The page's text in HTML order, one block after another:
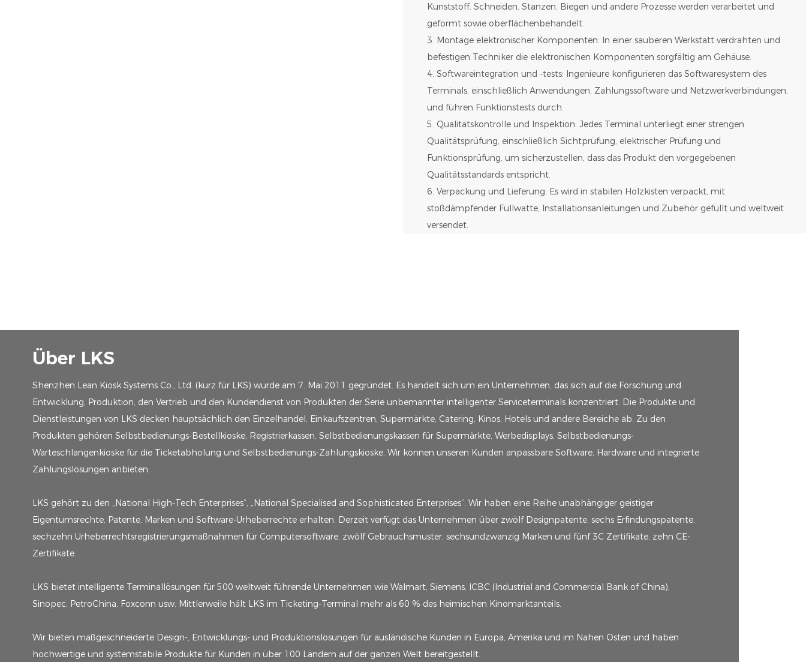
Kunststoff. Schneiden, Stanzen, Biegen und andere Prozesse werden verarbeitet und
geformt sowie oberflächenbehandelt.
3. Montage elektronischer Komponenten: In einer sauberen Werkstatt verdrahten und
befestigen Techniker die elektronischen Komponenten sorgfältig am Gehäuse.
4. Softwareintegration und -tests: Ingenieure konfigurieren das Softwaresystem des
Terminals, einschließlich Anwendungen, Zahlungssoftware und Netzwerkverbindungen,
und führen Funktionstests durch.
5. Qualitätskontrolle und Inspektion: Jedes Terminal unterliegt einer strengen
Qualitätsprüfung, einschließlich Sichtprüfung, elektrischer Prüfung und
Funktionsprüfung, um sicherzustellen, dass das Produkt den vorgegebenen
Qualitätsstandards entspricht.
6. Verpackung und Lieferung: Es wird in stabilen Holzkisten verpackt, mit
stoßdämpfender Füllwatte, Installationsanleitungen und Zubehör gefüllt und weltweit
versendet.
Über LKS
Shenzhen Lean Kiosk Systems Co., Ltd. (kurz für LKS) wurde am 7. Mai 2011 gegründet. Es handelt sich um ein Unternehmen, das sich auf die Forschung und
Entwicklung, Produktion, den Vertrieb und den Kundendienst von Produkten der Serie unbemannter intelligenter Serviceterminals konzentriert. Die Produkte und
Dienstleistungen von LKS decken hauptsächlich den Einzelhandel, Einkaufszentren, Supermärkte, Catering, Kinos, Hotels und andere Bereiche ab. Zu den
Produkten gehören Selbstbedienungs-Bestellkioske, Registrierkassen, Selbstbedienungskassen für Supermärkte, Werbedisplays, Selbstbedienungs-
Warteschlangenkioske für die Ticketabholung und Selbstbedienungs-Zahlungskioske. Wir können unseren Kunden anpassbare Software, Hardware und integrierte
Zahlungslösungen anbieten.
LKS gehört zu den „National High-Tech Enterprises“, „National Specialised and Sophisticated Enterprises“. Wir haben eine Reihe unabhängiger geistiger
Eigentumsrechte, Patente, Marken und Software-Urheberrechte erhalten. Derzeit verfügt das Unternehmen über zwölf Designpatente, sechs Erfindungspatente,
sechzehn Urheberrechtsregistrierungsmaßnahmen für Computersoftware, zwölf Gebrauchsmuster, sechsundzwanzig Marken und fünf 3C Zertifikate, zehn CE-
Zertifikate.
LKS bietet intelligente Terminallösungen für 500 weltweit führende Unternehmen wie Walmart, Siemens, ICBC (Industrial and Commercial Bank of China),
Sinopec, PetroChina, Foxconn usw. Mittlerweile hält LKS im Ticketing-Terminal mehr als 60 % des heimischen Kinomarktanteils.
Wir bieten maßgeschneiderte Design-, Entwicklungs- und Produktionslösungen für ausländische Kunden in Europa, Amerika und im Nahen Osten und haben
hochwertige und systemstabile Produkte für Kunden in über 100 Ländern auf der ganzen Welt bereitgestellt.